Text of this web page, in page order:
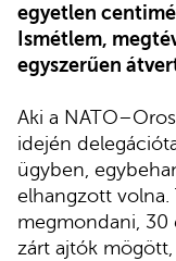
egyetlen
Ismétlem,
egyszerűen
Aki a
idején
ügyben,
elhangzott volna.
megmondani,
zárt ajtók